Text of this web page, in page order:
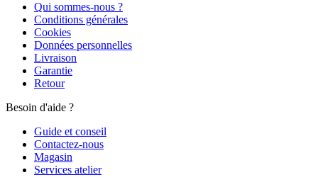
Qui sommes-nous ?
Conditions générales
Cookies
Données personnelles
Livraison
Garantie
Retour
Besoin d'aide ?
Guide et conseil
Contactez-nous
Magasin
Services atelier